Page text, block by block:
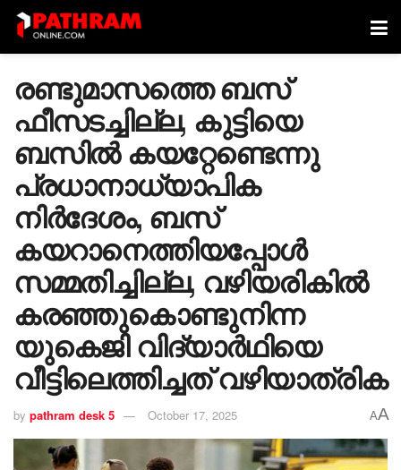
രണ്ടുമാസത്തെ ബസ്
ഫീസടച്ചില്ല, കുട്ടിയെ
ബസിൽ കയറ്റേണ്ടെന്നു
പ്രധാനാധ്യാപിക
നിർദേശം, ബസ്
കയറാനെത്തിയപ്പോൾ
സമ്മതിച്ചില്ല, വഴിയരികിൽ
കരഞ്ഞുകൊണ്ടുനിന്ന
യുകെജി വിദ്യാർഥിയെ
വീട്ടിലെത്തിച്ചത് വഴിയാത്രിക
by pathram desk 5 October 17, 2025 AA